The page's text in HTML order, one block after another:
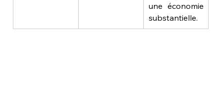
une économie
substantielle.